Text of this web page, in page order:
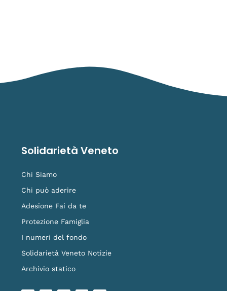
Solidarietà Veneto
Chi Siamo
Chi può aderire
Adesione Fai da te
Protezione Famiglia
I numeri del fondo
Solidarietà Veneto Notizie
Archivio statico